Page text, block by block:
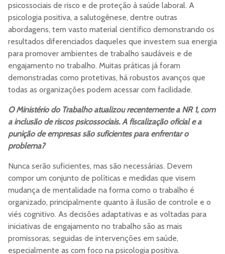
psicossociais de risco e de proteção à saúde laboral. A
psicologia positiva, a salutogênese, dentre outras
abordagens, tem vasto material científico demonstrando os
resultados diferenciados daqueles que investem sua energia
para promover ambientes de trabalho saudáveis e de
engajamento no trabalho. Muitas práticas já foram
demonstradas como protetivas, há robustos avanços que
todas as organizações podem acessar com facilidade.
O Ministério do Trabalho atualizou recentemente a NR 1, com
a inclusão de riscos psicossociais. A fiscalização oficial e a
punição de empresas são suficientes para enfrentar o
problema?
Nunca serão suficientes, mas são necessárias. Devem
compor um conjunto de políticas e medidas que visem
mudança de mentalidade na forma como o trabalho é
organizado, principalmente quanto à ilusão de controle e o
viés cognitivo. As decisões adaptativas e as voltadas para
iniciativas de engajamento no trabalho são as mais
promissoras, seguidas de intervenções em saúde,
especialmente as com foco na psicologia positiva.